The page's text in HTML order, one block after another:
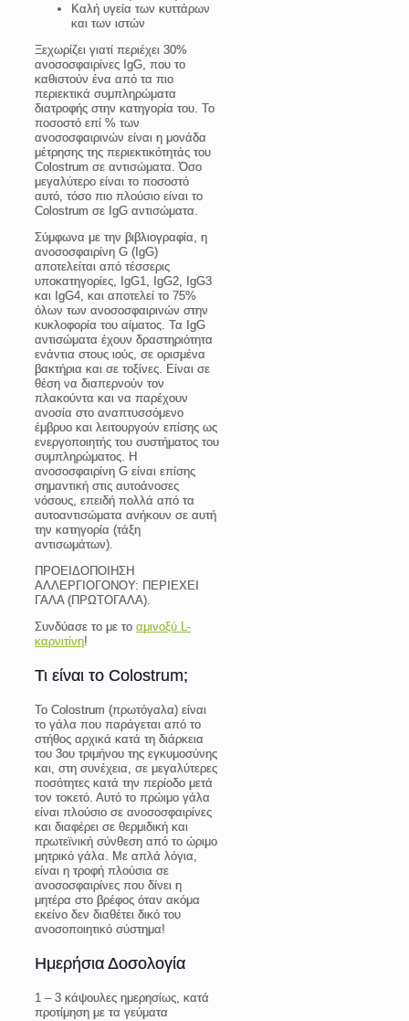
Καλή υγεία των κυττάρων
και των ιστών
Ξεχωρίζει γιατί περιέχει 30%
ανοσοσφαιρίνες IgG, που το
καθιστούν ένα από τα πιο
περιεκτικά συμπληρώματα
διατροφής στην κατηγορία του. Το
ποσοστό επί % των
ανοσοσφαιρινών είναι η μονάδα
μέτρησης της περιεκτικότητάς του
Colostrum σε αντισώματα. Όσο
μεγαλύτερο είναι το ποσοστό
αυτό, τόσο πιο πλούσιο είναι το
Colostrum σε IgG αντισώματα.
Σύμφωνα με την βιβλιογραφία, η
ανοσοσφαιρίνη G (IgG)
αποτελείται από τέσσερις
υποκατηγορίες, IgG1, IgG2, IgG3
και IgG4, και αποτελεί το 75%
όλων των ανοσοσφαιρινών στην
κυκλοφορία του αίματος. Τα IgG
αντισώματα έχουν δραστηριότητα
ενάντια στους ιούς, σε ορισμένα
βακτήρια και σε τοξίνες. Είναι σε
θέση να διαπερνούν τον
πλακούντα και να παρέχουν
ανοσία στο αναπτυσσόμενο
έμβρυο και λειτουργούν επίσης ως
ενεργοποιητής του συστήματος του
συμπληρώματος. Η
ανοσοσφαιρίνη G είναι επίσης
σημαντική στις αυτοάνοσες
νόσους, επειδή πολλά από τα
αυτοαντισώματα ανήκουν σε αυτή
την κατηγορία (τάξη
αντισωμάτων).
ΠΡΟΕΙΔΟΠΟΙΗΣΗ
ΑΛΛΕΡΓΙΟΓΟΝΟΥ: ΠΕΡΙΕΧΕΙ
ΓΑΛΑ (ΠΡΩΤΟΓΑΛΑ).
Συνδύασε το με το αμινοξύ L-
καρνιτίνη!
Τι είναι το Colostrum;
Το Colostrum (πρωτόγαλα) είναι
το γάλα που παράγεται από το
στήθος αρχικά κατά τη διάρκεια
του 3ου τριμήνου της εγκυμοσύνης
και, στη συνέχεια, σε μεγαλύτερες
ποσότητες κατά την περίοδο μετά
τον τοκετό. Αυτό το πρώιμο γάλα
είναι πλούσιο σε ανοσοσφαιρίνες
και διαφέρει σε θερμιδική και
πρωτεϊνική σύνθεση από το ώριμο
μητρικό γάλα. Με απλά λόγια,
είναι η τροφή πλούσια σε
ανοσοσφαιρίνες που δίνει η
μητέρα στο βρέφος όταν ακόμα
εκείνο δεν διαθέτει δικό του
ανοσοποιητικό σύστημα!
Ημερήσια Δοσολογία
1 – 3 κάψουλες ημερησίως, κατά
προτίμηση με τα γεύματα